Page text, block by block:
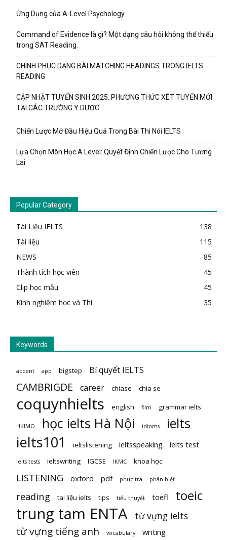
Ứng Dụng của A-Level Psychology
Command of Evidence là gì? Một dạng câu hỏi không thể thiếu
trong SAT Reading.
CHINH PHỤC DẠNG BÀI MATCHING HEADINGS TRONG IELTS
READING
CẬP NHẬT TUYỂN SINH 2025: PHƯƠNG THỨC XÉT TUYỂN MỚI
TẠI CÁC TRƯỜNG Y DƯỢC
Chiến Lược Mở Đầu Hiệu Quả Trong Bài Thi Nói IELTS
Lựa Chọn Môn Học A Level: Quyết Định Chiến Lược Cho Tương
Lai
Popular Category
Tài Liệu IELTS
138
Tài liệu
115
NEWS
85
Thành tích học viên
45
Clip học mẫu
45
Kinh nghiệm học và Thi
35
Keywords
accent app bigstep Bí quyết IELTS
CAMBRIGDE career chiase chia se
coquynhielts english film grammar ielts
HKIMO học ielts Hà Nội idioms ielts
ielts101 ieltslistening ieltsspeaking ielts test
ielts tests ieltswriting IGCSE IKMC khoa học
LISTENING oxford pdf phuc tra phân biệt
reading tai liệu ielts tips tiểu thuyết toefl toeic
trung tam ENTA từ vựng ielts
từ vựng tiếng anh vocabulary writing